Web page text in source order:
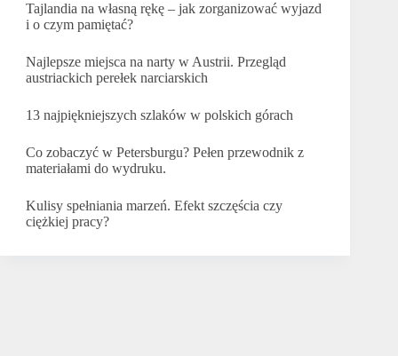
Tajlandia na własną rękę – jak zorganizować wyjazd
i o czym pamiętać?
Najlepsze miejsca na narty w Austrii. Przegląd
austriackich perełek narciarskich
13 najpiękniejszych szlaków w polskich górach
Co zobaczyć w Petersburgu? Pełen przewodnik z
materiałami do wydruku.
Kulisy spełniania marzeń. Efekt szczęścia czy
ciężkiej pracy?